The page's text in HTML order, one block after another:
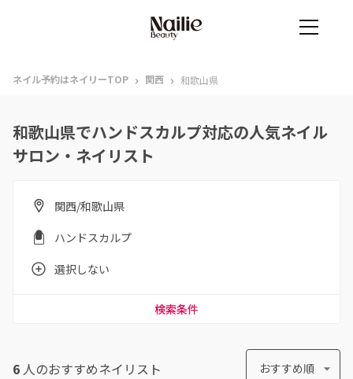
ネイル予約はネイリーTOP › 関西 › 和歌山県
和歌山県でハンドスカルプ対応の人気ネイル
サロン・ネイリスト
関西/和歌山県
ハンドスカルプ
選択しない
検索条件
6 人のおすすめネイリスト おすすめ順